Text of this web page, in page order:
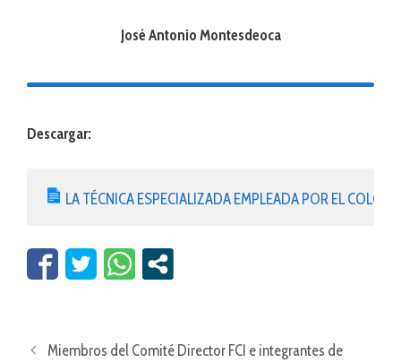
José Antonio Montesdeoca
Descargar:
LA TÉCNICA ESPECIALIZADA EMPLEADA POR EL
Miembros del Comité Director FCI e integrantes de